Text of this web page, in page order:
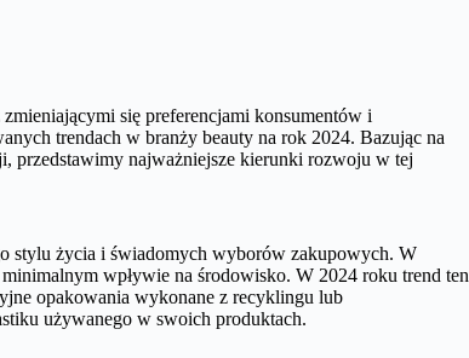
się preferencjami konsumentów i
trendach w branży beauty na rok 2024. Bazując na
przedstawimy najważniejsze kierunki rozwoju w tej
stylu życia i świadomych wyborów zakupowych. W
wpływie na środowisko. W 2024 roku trend ten
opakowania wykonane z recyklingu lub
używanego w swoich produktach.